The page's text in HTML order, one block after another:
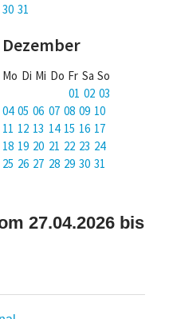
30 31
Dezember
Mo Di Mi Do Fr Sa So
01 02 03
04 05 06 07 08 09 10
11 12 13 14 15 16 17
18 19 20 21 22 23 24
25 26 27 28 29 30 31
27.04.2026 bis